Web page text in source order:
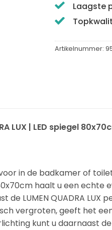
Laagste
Artikelnummer:
LUX | LED spiegel
in de badkamer of
haalt u een echte
de LUMEN QUADRA
vergroten, geeft het
kunt u daarnaast